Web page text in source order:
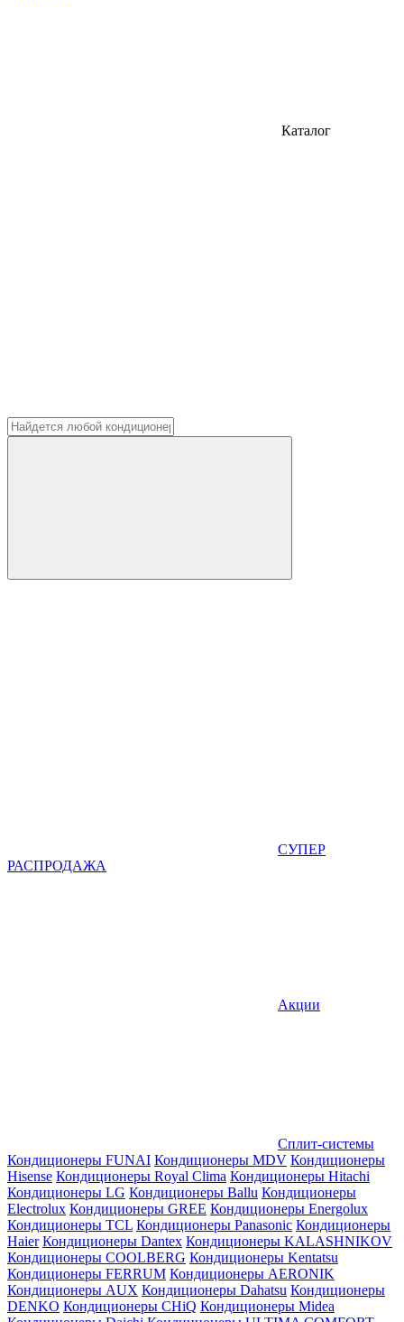
Каталог
СУПЕР
РАСПРОДАЖА
Акции
Сплит-системы
Кондиционеры FUNAI Кондиционеры MDV Кондиционеры
Hisense Кондиционеры Royal Clima Кондиционеры Hitachi
Кондиционеры LG Кондиционеры Ballu Кондиционеры
Electrolux Кондиционеры GREE Кондиционеры Energolux
Кондиционеры TCL Кондиционеры Panasonic Кондиционеры
Haier Кондиционеры Dantex Кондиционеры KALASHNIKOV
Кондиционеры СOOLBERG Кондиционеры Kentatsu
Кондиционеры FERRUM Кондиционеры AERONIK
Кондиционеры AUX Кондиционеры Dahatsu Кондиционеры
DENKO Кондиционеры CHiQ Кондиционеры Midea